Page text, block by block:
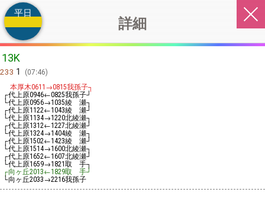
詳細
平日
13K
233 1
07:46
本厚木0611 →0815我孫子┐
┌代上原0946←0825我孫子┘
└代上原0956→1035綾 瀬┐
┌代上原1122←1043綾 瀬┘
└代上原1134→1220北綾瀬┐
┌代上原1312←1227北綾瀬┘
└代上原1324→1404綾 瀬┐
┌代上原1502←1423綾 瀬┘
└代上原1514→1600北綾瀬┐
┌代上原1652←1607北綾瀬┘
└代上原1659→1821取 手┐
┌向ヶ丘2013←1829取 手┘
└向ヶ丘2033→2216我孫子